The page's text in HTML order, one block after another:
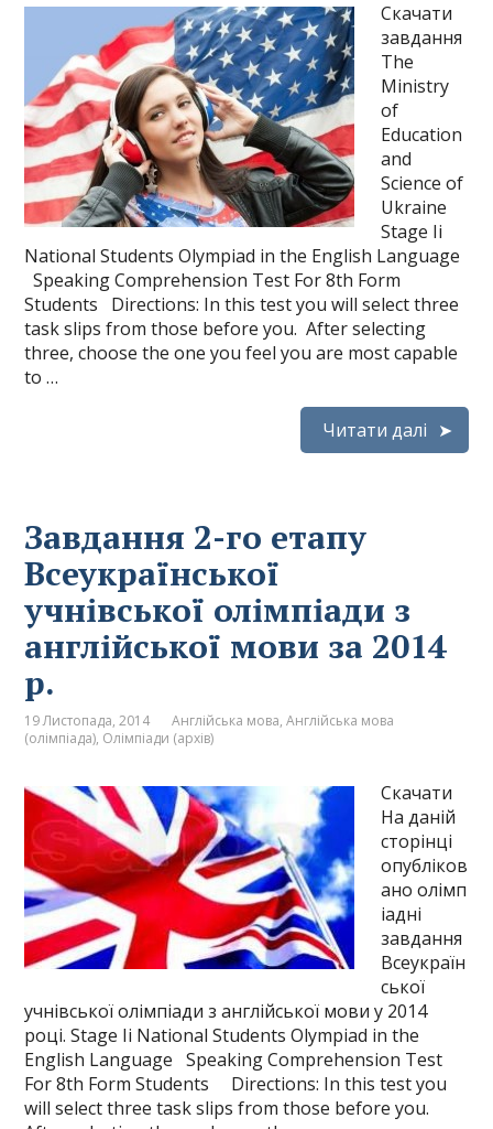
Скачати
завдання
The
Ministry
of
Education
and
Science of
Ukraine
Stage Ii
National Students Olympiad in the English Language
Speaking Comprehension Test For 8th Form
Students Directions: In this test you will select three
task slips from those before you. After selecting
three, choose the one you feel you are most capable
to …
Читати далі
Завдання 2-го етапу
Всеукраїнської
учнівської олімпіади з
англійської мови за 2014
р.
19 Листопада, 2014 Англійська мова,Англійська мова
(олімпіада), Олімпіади (архів)
Скачати
На даній
сторінці
опубліков
ано олімп
іадні
завдання
Всеукраїн
ської
учнівської олімпіади з англійської мови у 2014
році. Stage Ii National Students Olympiad in the
English Language Speaking Comprehension Test
For 8th Form Students Directions: In this test you
will select three task slips from those before you.